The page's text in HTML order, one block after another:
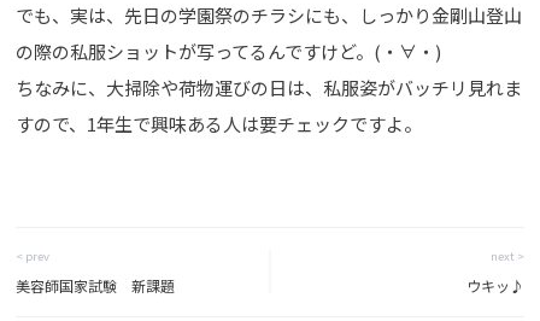
でも、実は、先日の学園祭のチラシにも、しっかり金剛山登山
の際の私服ショットが写ってるんですけど。(・∀・)
ちなみに、大掃除や荷物運びの日は、私服姿がバッチリ見れま
すので、1年生で興味ある人は要チェックですよ。
< prev
美容師国家試験 新課題
next >
ウキッ♪